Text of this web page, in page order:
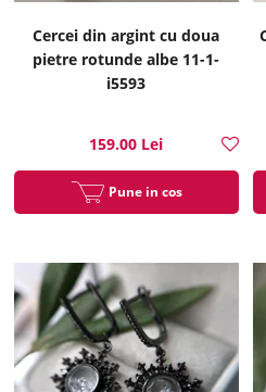
Cercei din argint cu doua
pietre rotunde albe 11-1-
i5593
159.00 Lei
Pune in cos